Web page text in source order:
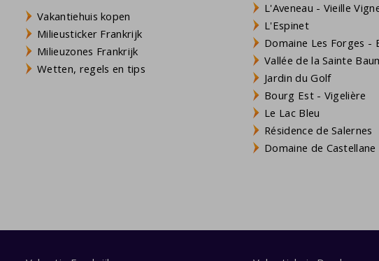
Vakantiehuis kopen
Milieusticker Frankrijk
Milieuzones Frankrijk
Wetten, regels en tips
L'Aveneau - Vieille
L'Espinet
Domaine Les Forges -
Vallée de la Sainte
Jardin du Golf
Bourg Est - Vigelière
Le Lac Bleu
Résidence de Salernes
Domaine de Castellane